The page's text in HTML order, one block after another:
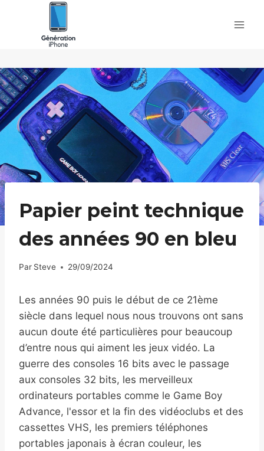
Papier peint technique
des années 90 en bleu
Par Steve 29/09/2024
Les années 90 puis le début de ce 21ème
siècle dans lequel nous nous trouvons ont sans
aucun doute été particulières pour beaucoup
d’entre nous qui aiment les jeux vidéo. La
guerre des consoles 16 bits avec le passage
aux consoles 32 bits, les merveilleux
ordinateurs portables comme le Game Boy
Advance, l'essor et la fin des vidéoclubs et des
cassettes VHS, les premiers téléphones
portables japonais à écran couleur, les